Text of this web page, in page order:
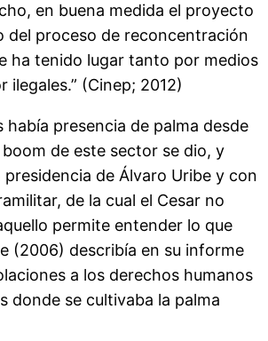
en buena medida el proyecto
del proceso de reconcentración
ha tenido lugar tanto por medios
ilegales.” (Cinep; 2012)
había presencia de palma desde
de este sector se dio, y
de Álvaro Uribe y con
de la cual el Cesar no
permite entender lo que
(2006) describía en su informe
a los derechos humanos
donde se cultivaba la palma